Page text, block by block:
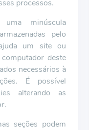
processos.
minúscula
pelo
um site ou
deste
necessários à
É possível
alterando as
seções podem